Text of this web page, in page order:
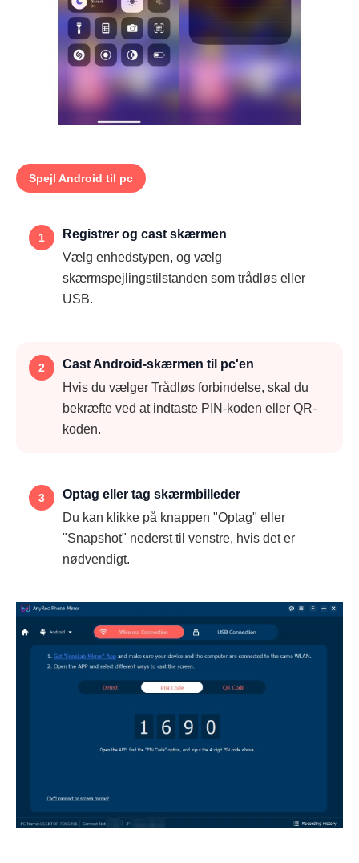
Spejl Android til pc
1
Registrer og cast skærmen
Vælg enhedstypen, og vælg
skærmspejlingstilstanden som trådløs eller
USB.
2
Cast Android-skærmen til pc'en
Hvis du vælger Trådløs forbindelse, skal du
bekræfte ved at indtaste PIN-koden eller QR-
koden.
3
Optag eller tag skærmbilleder
Du kan klikke på knappen "Optag" eller
"Snapshot" nederst til venstre, hvis det er
nødvendigt.